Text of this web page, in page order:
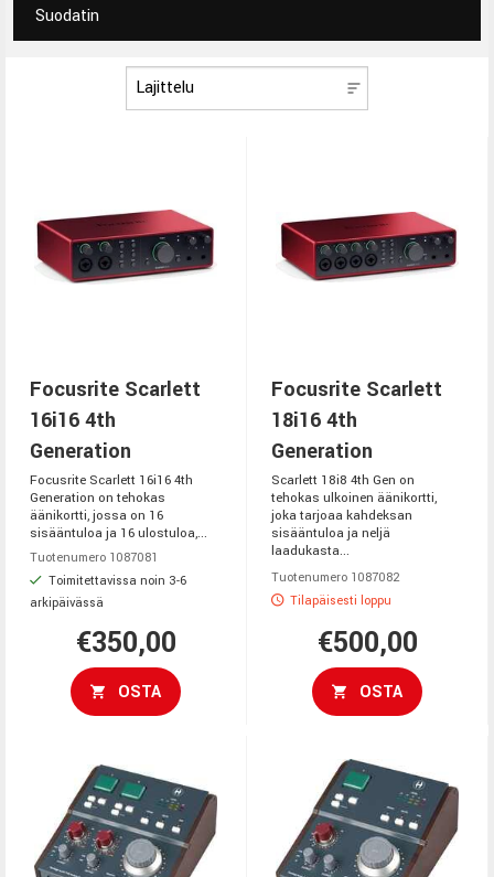
Suodatin
Focusrite Scarlett
16i16 4th
Generation
Focusrite Scarlett 16i16 4th
Generation on tehokas
äänikortti, jossa on 16
sisääntuloa ja 16 ulostuloa,...
Tuotenumero 1087081
Toimitettavissa noin 3-6
arkipäivässä
€350,00
OSTA
Focusrite Scarlett
18i16 4th
Generation
Scarlett 18i8 4th Gen on
tehokas ulkoinen äänikortti,
joka tarjoaa kahdeksan
sisääntuloa ja neljä
laadukasta...
Tuotenumero 1087082
Tilapäisesti loppu
€500,00
OSTA